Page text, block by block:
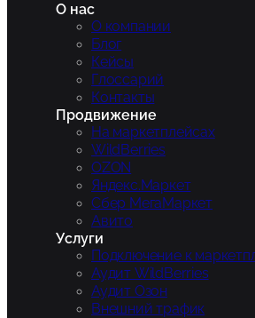
О нас
О компании
Блог
Кейсы
Глоссарий
Контакты
Продвижение
На маркетплейсах
WildBerries
OZON
Яндекс.Маркет
Сбер МегаМаркет
Авито
Услуги
Подключение к
Аудит WildBerries
Аудит Озон
Внешний трафик